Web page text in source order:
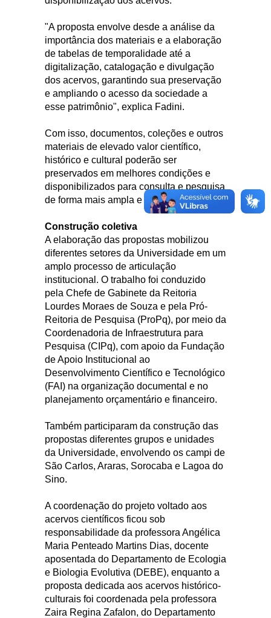
"A proposta envolve desde a análise da
importância dos materiais e a elaboração
de tabelas de temporalidade até a
digitalização, catalogação e divulgação
dos acervos, garantindo sua preservação
e ampliando o acesso da sociedade a
esse patrimônio", explica Fadini.
Com isso, documentos, coleções e outros
materiais de elevado valor científico,
histórico e cultural poderão ser
preservados em melhores condições e
disponibilizados para consulta e pesquisa
de forma mais ampla e segura.
Construção coletiva
A elaboração das propostas mobilizou
diferentes setores da Universidade em um
amplo processo de articulação
institucional. O trabalho foi conduzido
pela Chefe de Gabinete da Reitoria
Lourdes Moraes de Souza e pela Pró-
Reitoria de Pesquisa (ProPq), por meio da
Coordenadoria de Infraestrutura para
Pesquisa (CIPq), com apoio da Fundação
de Apoio Institucional ao
Desenvolvimento Científico e Tecnológico
(FAI) na organização documental e no
planejamento orçamentário e financeiro.
Também participaram da construção das
propostas diferentes grupos e unidades
da Universidade, envolvendo os campi de
São Carlos, Araras, Sorocaba e Lagoa do
Sino.
A coordenação do projeto voltado aos
acervos científicos ficou sob
responsabilidade da professora Angélica
Maria Penteado Martins Dias, docente
aposentada do Departamento de Ecologia
e Biologia Evolutiva (DEBE), enquanto a
proposta dedicada aos acervos histórico-
culturais foi coordenada pela professora
Zaira Regina Zafalon, do Departamento